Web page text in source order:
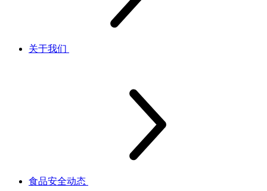
关于我们
食品安全动态